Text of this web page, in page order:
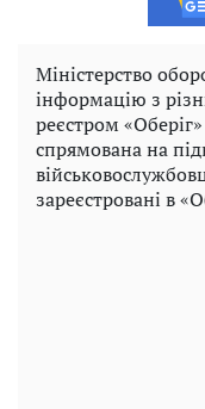
Міністерство
інформацію з
реєстром «Оберіг»
спрямована на
зареєстровані в